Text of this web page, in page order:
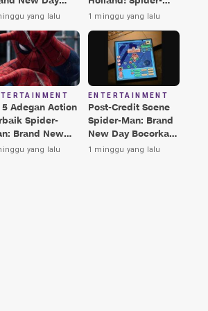
Nomor 3
yang lalu
Man: Brand New
Terbaik Era MCU
1 minggu yang lalu
5 Adegan Action
Spider-
Brand New
Ada Hulk vs
yang lalu
ENTERTAINMENT
Post-Credit Scene
Spider-Man: Brand
New Day Bocorkan
Lokasi Peter di Luar
1 minggu yang lalu